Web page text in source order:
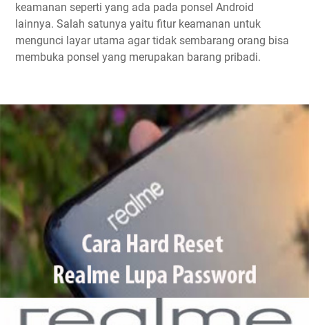
keamanan seperti yang ada pada ponsel Android
lainnya. Salah satunya yaitu fitur keamanan untuk
mengunci layar utama agar tidak sembarang orang bisa
membuka ponsel yang merupakan barang pribadi.